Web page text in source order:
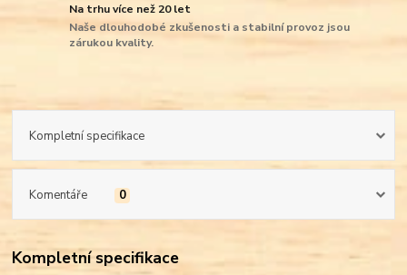
Na trhu více než 20 let
Naše dlouhodobé zkušenosti a stabilní provoz jsou
zárukou kvality.
Kompletní specifikace
Komentáře 0
Kompletní specifikace